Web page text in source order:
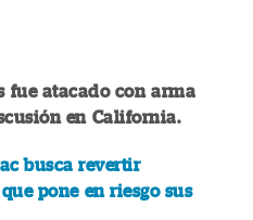
fue atacado con arma
en California.
busca revertir
pone en riesgo sus